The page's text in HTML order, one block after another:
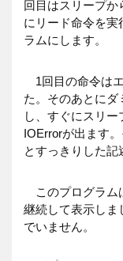
回目はスリープか
にリード命令を
ラムにします。
1回目の命令は
た。そのあとに
し、すぐにスリー
IOErrorが出ます
とすっきりした記
このプログラム
継続して表示しま
でいません。